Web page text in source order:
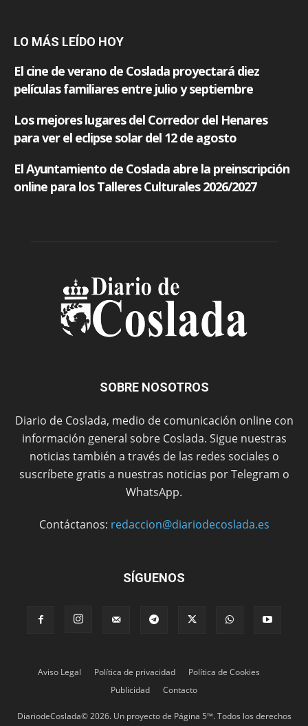
LO MÁS LEÍDO HOY
SOBRE NOSOTROS
Diario de Coslada, medio de comunicación online con
información general sobre Coslada. Sigue nuestras
noticias también a través de las redes sociales o
suscríbete gratis a nuestras noticias por Telegram o
WhatsApp.
Contáctanos: redaccion@diariodecoslada.es
SÍGUENOS
Aviso Legal Política de privacidad
Política de Cookies
Publicidad
Contacto
DiariodeCoslada© 2026. Un proyecto de Página 5™. Todos los derechos